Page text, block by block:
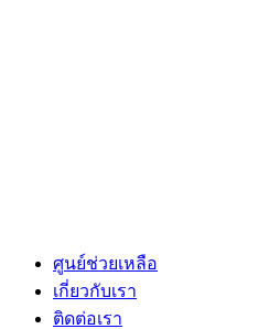
ศูนย์ช่วยเหลือ
เกี่ยวกับเรา
ติดต่อเรา